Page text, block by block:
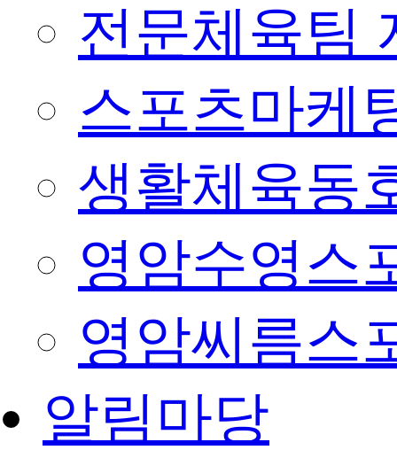
전문체육팀
스포츠마케
생활체육동
영암수영스
영암씨름스
알림마당